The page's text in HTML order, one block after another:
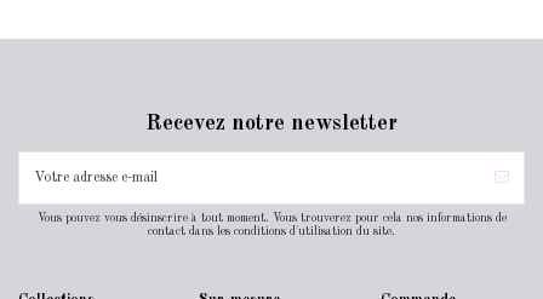
Recevez notre newsletter
Vous pouvez vous désinscrire à tout moment. Vous trouverez pour cela nos informations de
contact dans les conditions d'utilisation du site.